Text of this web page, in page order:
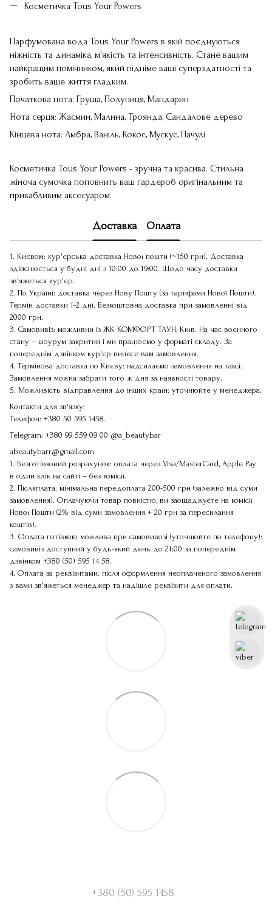
Косметичка Tous Your Powers
Парфумована вода Tous Your Powers в якій поєднуються
ніжність та динаміка, м'якість та інтенсивність. Стане вашим
найкращим помічником, який підніме ваші суперздатності та
зробить ваше життя гладким.
Початкова нота: Груша, Полуниця, Мандарин
Нота серця: Жасмин, Малина, Троянда, Сандалове дерево
Кінцева нота: Амбра, Ваніль, Кокос, Мускус, Пачулі
Косметичка Tous Your Powers - зручна та красива. Стильна
жіноча сумочка поповнить ваш гардероб оригінальним та
привабливим аксесуаром.
Доставка Оплата
1. Києвом: кур'єрська доставка Нової пошти (~150 грн). Доставка
здійснюється у будні дні з 10:00 до 19:00. Щодо часу доставки
зв'яжеться кур'єр.
2. По Україні: доставка через Нову Пошту (за тарифами Нової Пошти).
Термін доставки 1-2 дні. Безкоштовна доставка при замовленні від
2000 грн.
3. Самовивіз: можливий із ЖК КОМФОРТ ТАУН, Київ. На час воєнного
стану – шоурум закритий і ми працюємо у форматі складу. За
попереднім дзвінком кур'єр винесе вам замовлення.
4. Термінова доставка по Києву: надсилаємо замовлення на таксі.
Замовлення можна забрати того ж дня за наявності товару.
5. Можливість відправлення до інших країн: уточнюйте у менеджера.
Контакти для зв'язку:
Телефон: +380 50 595 1458.
Telegram: +380 99 559 09 00 @a_beautybar
abeautybarr@gmail.com
1. Безготівковий розрахунок: оплата через Visa/MasterCard, Apple Pay
в один клік на сайті – без комісії.
2. Післяплата: мінімальна передоплата 200-500 грн (залежно від суми
замовлення). Оплачуючи товар повністю, ви заощаджуєте на комісії
Нової Пошти (2% від суми замовлення + 20 грн за пересилання
коштів).
3. Оплата готівкою можлива при самовивозі (уточнюйте по телефону):
самовивіз доступний у будь-який день до 21:00 за попереднім
дзвінком +380 (50) 595 14 58.
4. Оплата за реквізитами: після оформлення неоплаченого замовлення
з вами зв'яжеться менеджер та надішле реквізити для оплати.
+380 (50) 595 1458